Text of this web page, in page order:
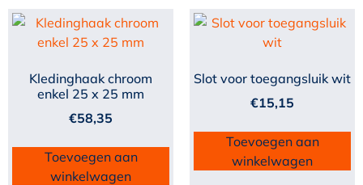
Kledinghaak chroom
enkel 25 x 25 mm
€58,35
Toevoegen aan
winkelwagen
Slot voor toegangsluik wit
€15,15
Toevoegen aan
winkelwagen